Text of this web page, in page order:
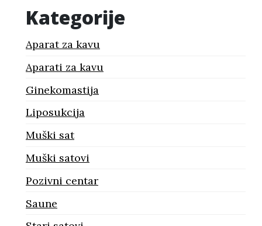
Kategorije
Aparat za kavu
Aparati za kavu
Ginekomastija
Liposukcija
Muški sat
Muški satovi
Pozivni centar
Saune